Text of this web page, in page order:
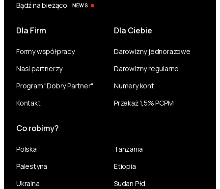
Bądź na bieżąco
NEWS
Dla Firm
Formy współpracy
Nasi partnerzy
Program "Dobry Partner"
Kontakt
Dla Ciebie
Darowizny jednorazowe
Darowizny regularne
Numery kont
Przekaż 1,5% PCPM
Co robimy?
Polska
Palestyna
Ukraina
Tanzania
Etiopia
Sudan Płd.